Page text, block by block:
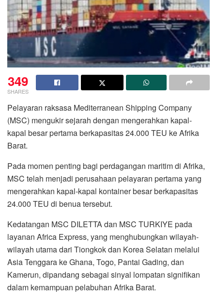
349
SHARES
Pelayaran raksasa Mediterranean Shipping Company
(MSC) mengukir sejarah dengan mengerahkan kapal-
kapal besar pertama berkapasitas 24.000 TEU ke Afrika
Barat.
Pada momen penting bagi perdagangan maritim di Afrika,
MSC telah menjadi perusahaan pelayaran pertama yang
mengerahkan kapal-kapal kontainer besar berkapasitas
24.000 TEU di benua tersebut.
Kedatangan MSC DILETTA dan MSC TURKIYE pada
layanan Africa Express, yang menghubungkan wilayah-
wilayah utama dari Tiongkok dan Korea Selatan melalui
Asia Tenggara ke Ghana, Togo, Pantai Gading, dan
Kamerun, dipandang sebagai sinyal lompatan signifikan
dalam kemampuan pelabuhan Afrika Barat.